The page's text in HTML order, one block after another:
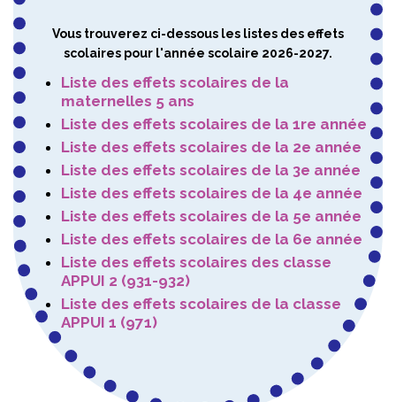
Vous trouverez ci-dessous les listes des effets
scolaires pour l'année scolaire 2026-2027.
Liste des effets scolaires de la
maternelles 5 ans
Liste des effets scolaires de la 1re année
Liste des effets scolaires de la 2e année
Liste des effets scolaires de la 3e année
Liste des effets scolaires de la 4e année
Liste des effets scolaires de la 5e année
Liste des effets scolaires de la 6e année
Liste des effets scolaires des classe
APPUI 2 (931-932)
Liste des effets scolaires de la classe
APPUI 1 (971)